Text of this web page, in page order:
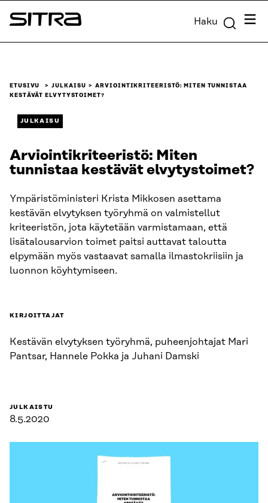
Siirry
suoraan
Sitra Haku
ETUSIVU JULKAISU
ARVIOINTIKRITEERISTÖ: MITEN TUNNISTAA
KESTÄVÄT ELVYTYSTOIMET?
JULKAISU
Arviointikriteeristö: Miten
tunnistaa kestävät elvytystoimet?
Ympäristöministeri Krista Mikkosen asettama
kestävän elvytyksen työryhmä on valmistellut
kriteeristön, jota käytetään varmistamaan, että
lisätalousarvion toimet paitsi auttavat taloutta
elpymään myös vastaavat samalla ilmastokriisiin ja
luonnon köyhtymiseen.
KIRJOITTAJAT
Kestävän elvytyksen työryhmä, puheenjohtajat Mari
Pantsar, Hannele Pokka ja Juhani Damski
JULKAISTU
8.5.2020